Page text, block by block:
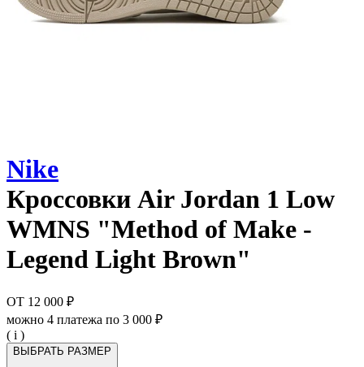
Nike
Кроссовки Air Jordan 1 Low
WMNS "Method of Make -
Legend Light Brown"
ОТ 12 000 ₽
можно 4 платежа по 3 000 ₽
( i )
ВЫБРАТЬ РАЗМЕР